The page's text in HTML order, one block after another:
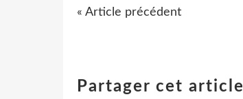
« Article précédent
Partager cet article